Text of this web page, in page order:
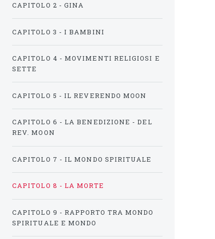
CAPITOLO 2 - GINA
CAPITOLO 3 - I BAMBINI
CAPITOLO 4 - MOVIMENTI RELIGIOSI E
SETTE
CAPITOLO 5 - IL REVERENDO MOON
CAPITOLO 6 - LA BENEDIZIONE - DEL
REV. MOON
CAPITOLO 7 - IL MONDO SPIRITUALE
CAPITOLO 8 - LA MORTE
CAPITOLO 9 - RAPPORTO TRA MONDO
SPIRITUALE E MONDO